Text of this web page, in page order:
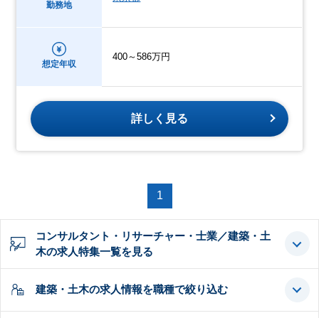
勤務地
想定年収
400～586万円
詳しく見る
1
コンサルタント・リサーチャー・士業／建築・土
木の求人特集一覧を見る
建築・土木の求人情報を職種で絞り込む